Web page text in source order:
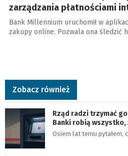
zarządzania płatnościami
Bank Millennium uruchomił w
zakupy online. Pozwala ona śledzić
Zobacz również
Rząd radzi trzymać
Banki robią wszystko,
Osiem lat temu pytałem,